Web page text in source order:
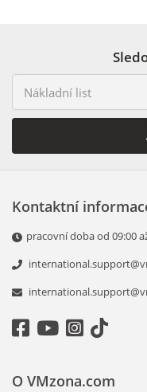
Kontaktní
pracovní doba od 09:00
O VMzona.com